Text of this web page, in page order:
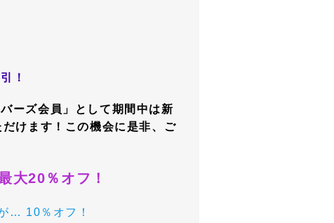
！
ーズ会員」として期間中は新
けます！この機会に是非、ご
大20％オフ！
… 10％オフ！